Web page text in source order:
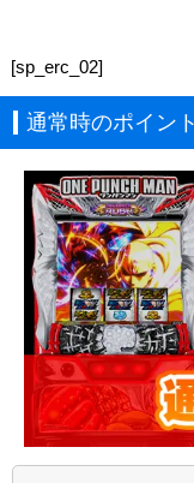
[sp_erc_02]
通常時のポイン